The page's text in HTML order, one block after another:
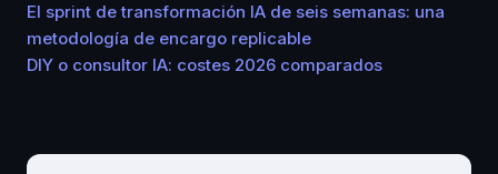
El sprint de transformación IA de seis semanas: una
metodología de encargo replicable
DIY o consultor IA: costes 2026 comparados